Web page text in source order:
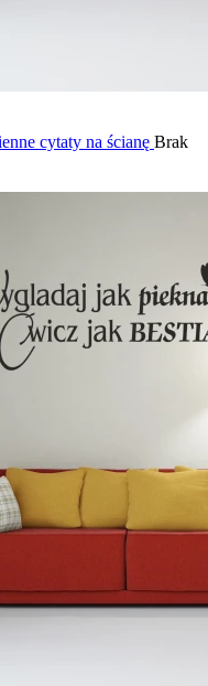
cytaty na ścianę Brak